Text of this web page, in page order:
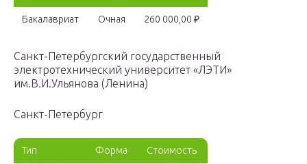
Бакалавриат Очная 260 000,00 ₽
Санкт-Петербургский государственный
электротехнический университет «ЛЭТИ»
им.В.И.Ульянова (Ленина)
Санкт-Петербург
Тип Форма Стоимость